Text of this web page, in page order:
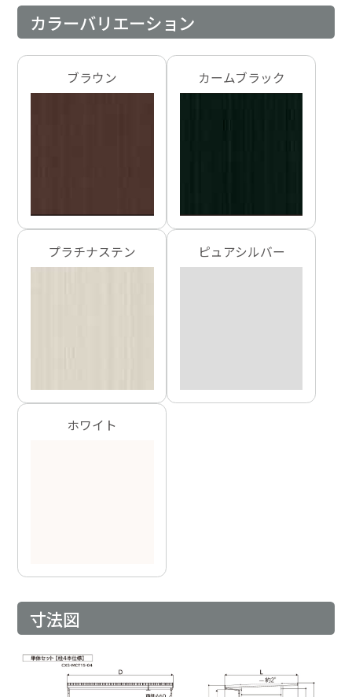
カラーバリエーション
ブラウン カームブラック
プラチナステン ピュアシルバー
ホワイト
寸法図